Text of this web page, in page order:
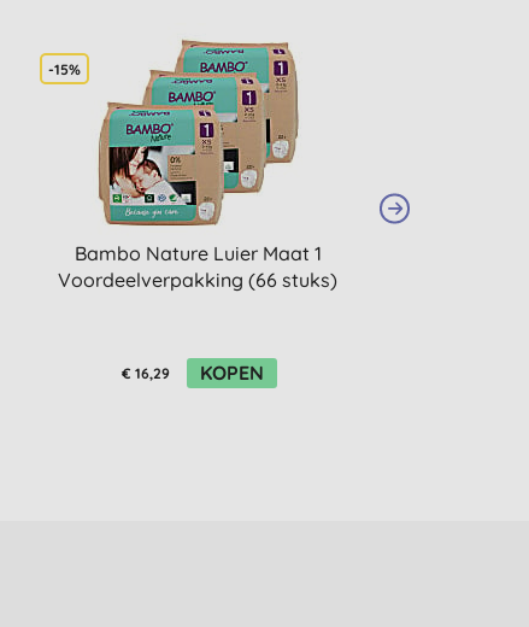
-15%
Bambo Nature Luier Maat 1
Voordeelverpakking (66 stuks)
€ 16,29 KOPEN